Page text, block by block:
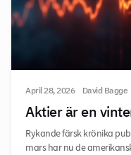
April 28, 2026 David Bagge
Aktier är en
Rykande färsk krönika
mars har nu de